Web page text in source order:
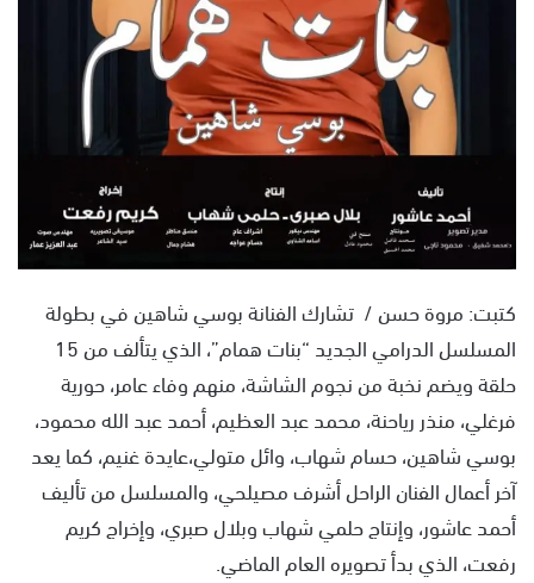
كتبت: مروة حسن / تشارك الفنانة بوسي شاهين في بطولة
المسلسل الدرامي الجديد “بنات همام”، الذي يتألف من 15
حلقة ويضم نخبة من نجوم الشاشة، منهم وفاء عامر، حورية
فرغلي، منذر رياحنة، محمد عبد العظيم، أحمد عبد الله محمود،
بوسي شاهين، حسام شهاب، وائل متولي،عايدة غنيم، كما يعد
آخر أعمال الفنان الراحل أشرف مصيلحي، والمسلسل من تأليف
أحمد عاشور، وإنتاج حلمي شهاب وبلال صبري، وإخراج كريم
رفعت، الذي بدأ تصويره العام الماضي.